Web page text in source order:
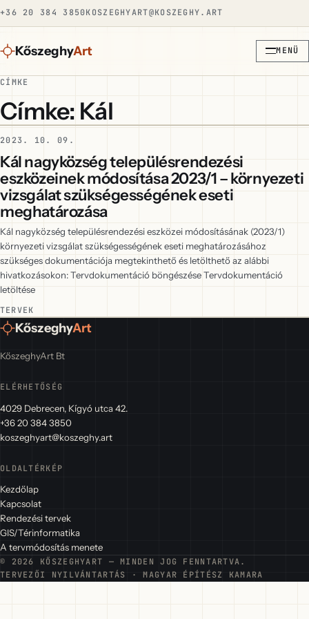
+36 20 384 3850KOSZEGHYART@KOSZEGHY.ART
KőszeghyArt MENÜ
CÍMKE
Címke: Kál
2023. 10. 09.
Kál nagyközség településrendezési
eszközeinek módosítása 2023/1 – környezeti
vizsgálat szükségességének eseti
meghatározása
Kál nagyközség településrendezési eszközei módosításának (2023/1)
környezeti vizsgálat szükségességének eseti meghatározásához
szükséges dokumentációja megtekinthető és letölthető az alábbi
hivatkozásokon: Tervdokumentáció böngészése Tervdokumentáció
letöltése
TERVEK
KőszeghyArt
KőszeghyArt Bt
ELÉRHETŐSÉG
4029 Debrecen, Kígyó utca 42.
+36 20 384 3850
koszeghyart@koszeghy.art
OLDALTÉRKÉP
Kezdőlap
Kapcsolat
Rendezési tervek
GIS/Térinformatika
A tervmódosítás menete
© 2026 KŐSZEGHYART — MINDEN JOG FENNTARTVA.
TERVEZŐI NYILVÁNTARTÁS · MAGYAR ÉPÍTÉSZ KAMARA